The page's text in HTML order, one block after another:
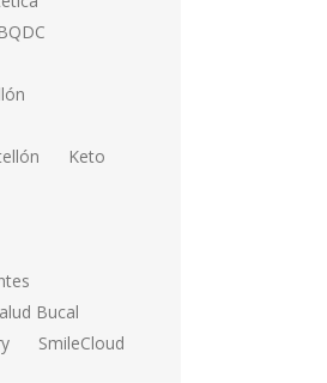
Keto
Bucal
SmileCloud